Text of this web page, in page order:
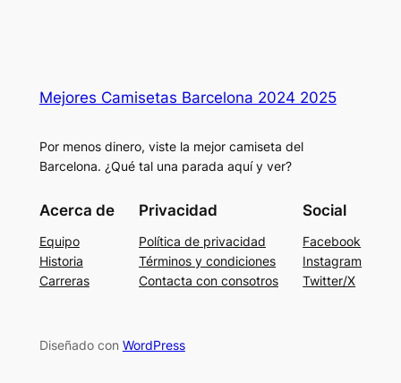
Mejores Camisetas Barcelona 2024 2025
Por menos dinero, viste la mejor camiseta del
Barcelona. ¿Qué tal una parada aquí y ver?
Acerca de
Equipo
Historia
Carreras
Privacidad
Política de privacidad
Términos y condiciones
Contacta con consotros
Social
Facebook
Instagram
Twitter/X
Diseñado con WordPress